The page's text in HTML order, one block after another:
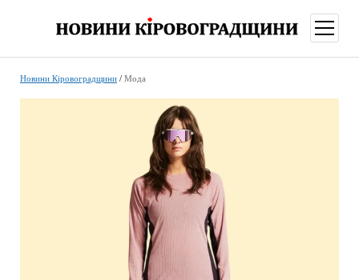
меню
Новини Кіровоградщини/ Мода